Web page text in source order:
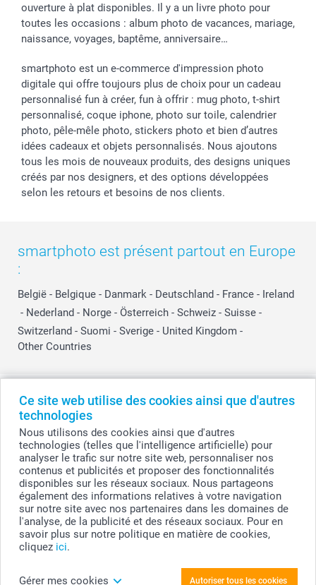
Ce site web utilise des cookies ainsi que d'autres
technologies
Nous utilisons des cookies ainsi que d'autres
technologies (telles que l'intelligence artificielle) pour
analyser le trafic sur notre site web, personnaliser nos
contenus et publicités et proposer des fonctionnalités
disponibles sur les réseaux sociaux. Nous partageons
également des informations relatives à votre navigation
sur notre site avec nos partenaires dans les domaines de
l'analyse, de la publicité et des réseaux sociaux. Pour en
savoir plus sur notre politique en matière de cookies,
cliquez ici.
Gérer mes cookies Autoriser tous les cookies
ouverture à plat disponibles. Il y a un livre photo pour
toutes les occasions : album photo de vacances, mariage,
naissance, voyages, baptême, anniversaire…
smartphoto est un e-commerce d'impression photo
digitale qui offre toujours plus de choix pour un cadeau
personnalisé fun à créer, fun à offrir : mug photo, t-shirt
personnalisé, coque iphone, photo sur toile, calendrier
photo, pêle-mêle photo, stickers photo et bien d’autres
idées cadeaux et objets personnalisés. Nous ajoutons
tous les mois de nouveaux produits, des designs uniques
créés par nos designers, et des options développées
selon les retours et besoins de nos clients.
smartphoto est présent partout en Europe
:
België - Belgique - Danmark - Deutschland - France - Ireland
- Nederland - Norge - Österreich - Schweiz - Suisse -
Switzerland - Suomi - Sverige - United Kingdom -
Other Countries
© smartphoto group. Tous droits réservés
smartphoto group SA.
Siège social : Kwatrechtsteenweg 160, 9230 Wetteren, Belgique
Numéro de TVA BE 0405.706.755
Numéro d'entreprise 0405.706.755.
Coordonnées bancaires: IBAN BE71 2850 2711 5569 - BIC: GEBABEBB
Tous les prix sont en EURO (€), TVA incluse et hors frais de port.